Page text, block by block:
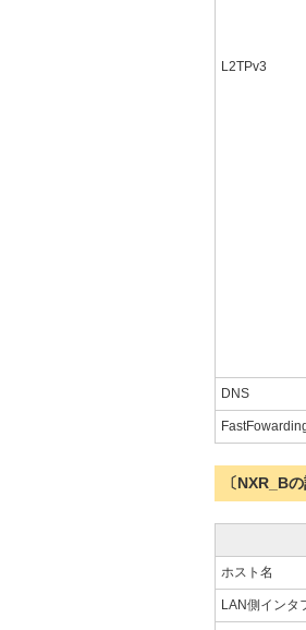
L2TPv3
DNS
〔NXR_Bの
ホスト名
LAN側インタ